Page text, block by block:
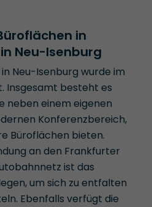
in
Neu-Isenburg
Neu-Isenburg wurde im
Insgesamt besteht es
neben einem eigenen
Konferenzbereich,
Büroflächen bieten.
an den Frankfurter
ist das
um sich zu entfalten
Ebenfalls verfügt die